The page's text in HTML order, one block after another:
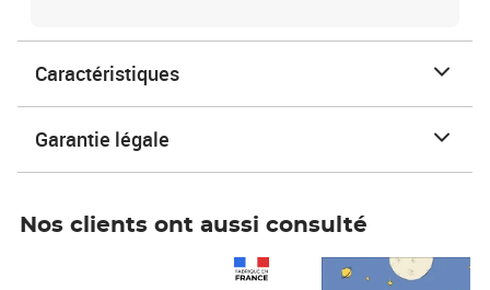
Caractéristiques
Garantie légale
Nos clients ont aussi consulté
Prix 7,50€